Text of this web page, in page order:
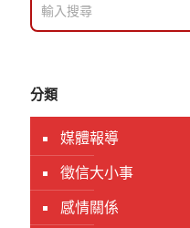
分類
媒體報導
徵信大小事
感情關係